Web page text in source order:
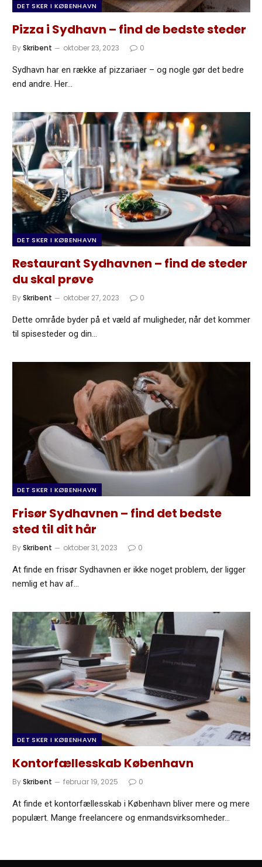
DET SKER I KØBENHAVN
Pizza i Sydhavn – find de bedste steder
BySkribent oktober 23, 2023 0
Sydhavn har en række af pizzariaer – og nogle gør det bedre
end andre. Her…
DET SKER I KØBENHAVN
Restaurant Sydhavnen – find de steder
du skal prøve
BySkribent oktober 27, 2023 0
Dette område byder på et væld af muligheder, når det kommer
til spisesteder og din…
DET SKER I KØBENHAVN
Frisør Sydhavnen – find det bedste
sted til dit hår
BySkribent oktober 31, 2023 0
At finde en frisør Sydhavnen er ikke noget problem, der ligger
nemlig et hav af…
DET SKER I KØBENHAVN
Kontorfællesskab København
BySkribent februar 19, 2025 0
At finde et kontorfællesskab i København bliver mere og mere
populært. Mange freelancere og enmandsvirksomheder…